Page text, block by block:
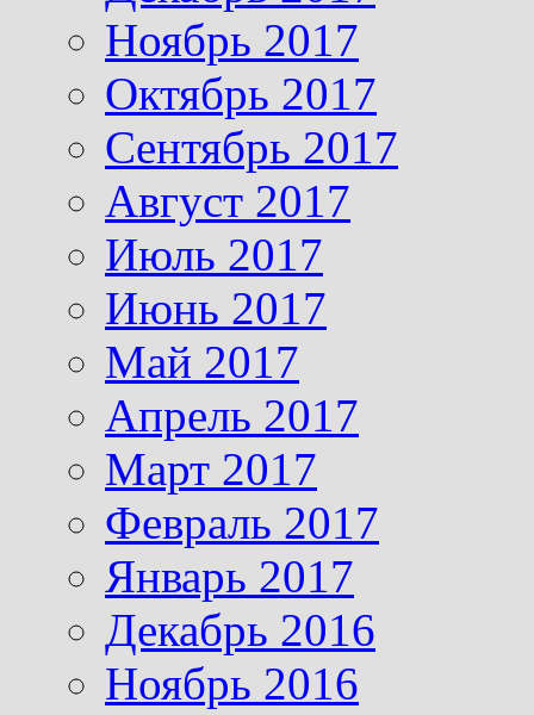
Ноябрь 2017
Октябрь 2017
Сентябрь 2017
Август 2017
Июль 2017
Июнь 2017
Май 2017
Апрель 2017
Март 2017
Февраль 2017
Январь 2017
Декабрь 2016
Ноябрь 2016